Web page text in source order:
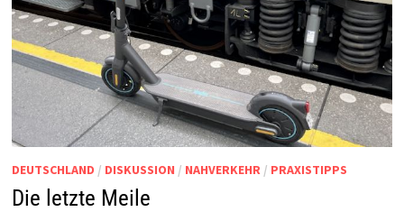
DEUTSCHLAND / DISKUSSION / NAHVERKEHR/ PRAXISTIPPS
Die letzte Meile